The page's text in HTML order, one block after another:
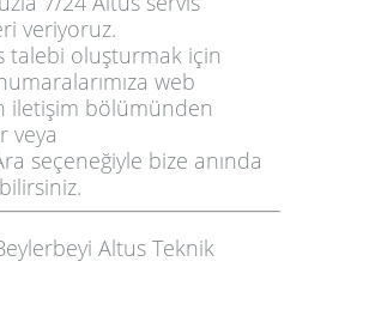
veriyoruz.
talebi oluşturmak için
web
iletişim bölümünden
veya
seçeneğiyle bize anında
Altus Teknik